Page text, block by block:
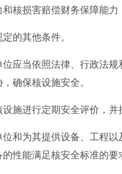
损害赔偿财务保障能力
的其他条件。
当依照法律、行政法规
确保核设施安全。
进行定期安全评价，并
为其提供设备、工程以
性能满足核安全标准的要